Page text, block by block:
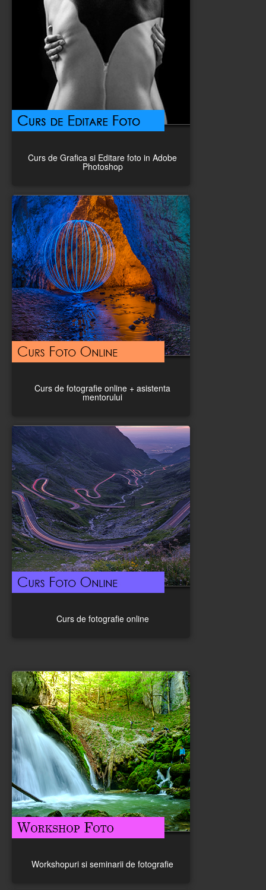
Curs de Grafica si Editare foto in Adobe
Photoshop
Curs de fotografie online + asistenta
mentorului
Curs de fotografie online
Workshopuri si seminarii de fotografie